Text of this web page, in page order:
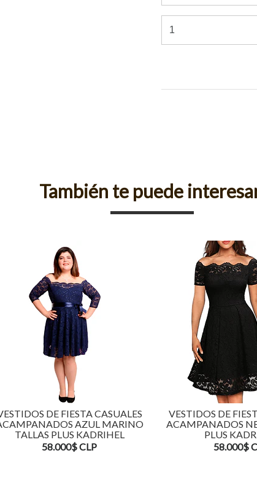
También te puede
DE FIESTA CASUALES
AZUL MARINO
TALLAS PLUS KADRIHEL
58.000$ CLP
VESTIDOS DE
ACAMPANADOS
PLUS
58.000$